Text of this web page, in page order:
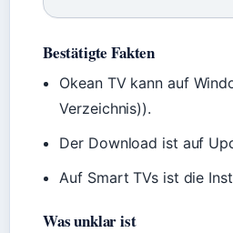
Bestätigte Fakten
Okean TV kann auf
Verzeichnis)).
Der Download ist auf
Auf Smart TVs ist die
Was unklar ist